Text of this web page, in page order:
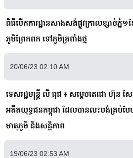
ពិធីបើកការដ្ឋានសាងសង់ផ្លូវក្រាលខ្សាច់ភ្នំ
ភូមិព្រែកពក ទៅភូមិត្រពាំងថ្ម
20/06/23 02:10 AM
ទេសរដ្ឋមន្រ្តី លី ធុជ ៖ សម្តេចតេជោ ហ៊ុន
អតីតយុទ្ធជនកម្ពុជា ដែលបានលះបង់គ្រប់បែ
មាតុភូមិ និងសន្តិភាព
19/06/23 02:53 AM